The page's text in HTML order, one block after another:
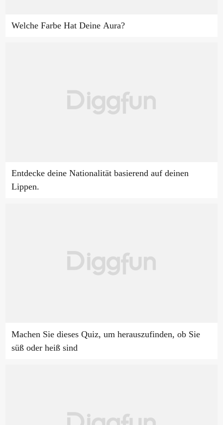
Welche Farbe Hat Deine Aura?
Entdecke deine Nationalität basierend auf deinen
Lippen.
Machen Sie dieses Quiz, um herauszufinden, ob Sie
süß oder heiß sind